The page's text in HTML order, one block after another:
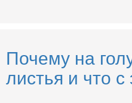
Почему на
листья и что